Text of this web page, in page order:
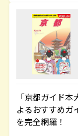
「京都ガイド
よるおすすめガ
を完全網羅！